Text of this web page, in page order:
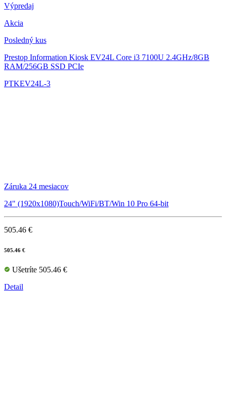
Výpredaj
Akcia
Posledný kus
Prestop Information Kiosk EV24L Core i3 7100U 2.4GHz/8GB
RAM/256GB SSD PCIe
PTKEV24L-3
Záruka 24 mesiacov
24" (1920x1080)Touch/WiFi/BT/Win 10 Pro 64-bit
505.46 €
505.46 €
Ušetríte 505.46 €
Detail